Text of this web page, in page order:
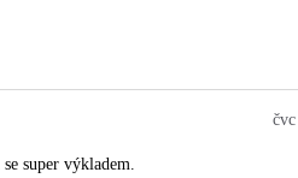
super výkladem.